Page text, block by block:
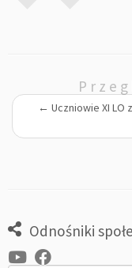
← Uczniowie XI
Odnośniki